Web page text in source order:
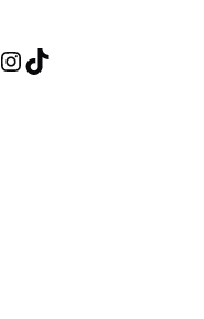
Instagram
TikTok